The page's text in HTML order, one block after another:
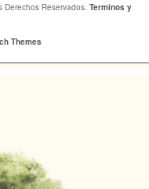
Derechos Reservados. Terminos y
Themes